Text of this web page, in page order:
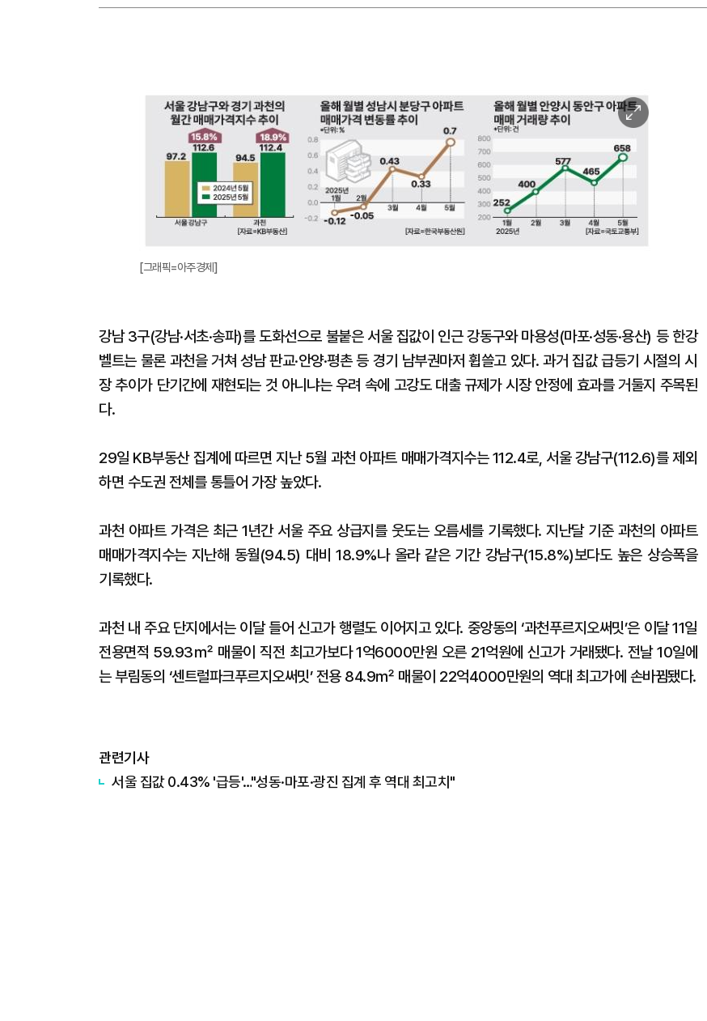
이
미
지
확
대
[그래픽=아주경제]
강남 3구(강남·서초·송파)를 도화선으로 불붙은 서울 집값이 인근 강동구와 마용성(마포·성동·용산) 등 한강
벨트는 물론 과천을 거쳐 성남 판교·안양·평촌 등 경기 남부권마저 휩쓸고 있다. 과거 집값 급등기 시절의 시
장 추이가 단기간에 재현되는 것 아니냐는 우려 속에 고강도 대출 규제가 시장 안정에 효과를 거둘지 주목된
다.
29일 KB부동산 집계에 따르면 지난 5월 과천 아파트 매매가격지수는 112.4로, 서울 강남구(112.6)를 제외
하면 수도권 전체를 통틀어 가장 높았다.
과천 아파트 가격은 최근 1년간 서울 주요 상급지를 웃도는 오름세를 기록했다. 지난달 기준 과천의 아파트
매매가격지수는 지난해 동월(94.5) 대비 18.9%나 올라 같은 기간 강남구(15.8%)보다도 높은 상승폭을
기록했다.
과천 내 주요 단지에서는 이달 들어 신고가 행렬도 이어지고 있다. 중앙동의 ‘과천푸르지오써밋’은 이달 11일
전용면적 59.93㎡ 매물이 직전 최고가보다 1억6000만원 오른 21억원에 신고가 거래됐다. 전날 10일에
는 부림동의 ‘센트럴파크푸르지오써밋’ 전용 84.9㎡ 매물이 22억4000만원의 역대 최고가에 손바뀜됐다.
관련기사
서울 집값 0.43% '급등'…"성동·마포·광진 집계 후 역대 최고치"